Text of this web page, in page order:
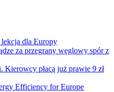
dla Europy
za przegrany węglowy spór z
płacą już prawie 9 zł
Efficiency for Europe